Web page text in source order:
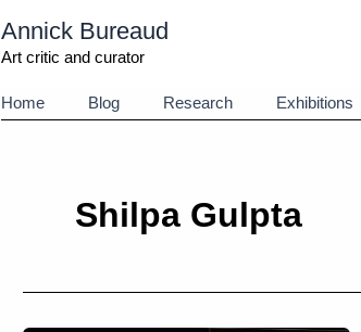
Annick Bureaud
Art critic and curator
Home Blog Research Exhibitions
Shilpa Gulpta